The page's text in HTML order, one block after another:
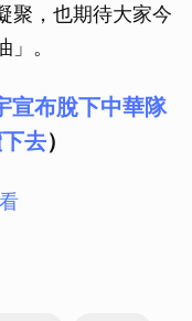
聚，也期待大家今
。
宣布脫下中華隊
去）